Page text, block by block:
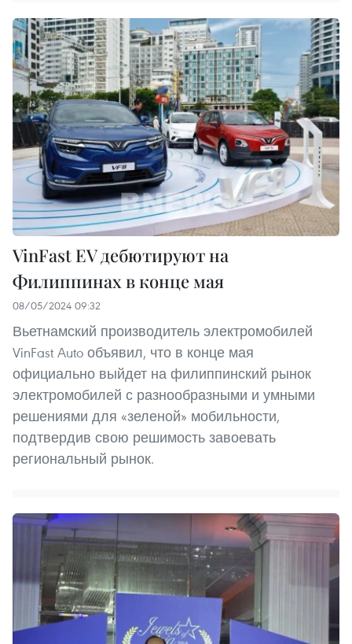
VinFast EV дебютируют на
Филиппинах в конце мая
08/05/2024 09:32
Вьетнамский производитель электромобилей
VinFast Auto объявил, что в конце мая
официально выйдет на филиппинский рынок
электромобилей с разнообразными и умными
решениями для «зеленой» мобильности,
подтвердив свою решимость завоевать
региональный рынок.